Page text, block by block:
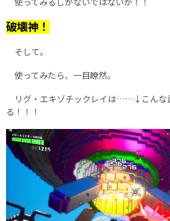
破壊神！
そして。
使ってみたら、一目瞭然。
リグ・エキゾチックレイは……↓こんな
る！！！